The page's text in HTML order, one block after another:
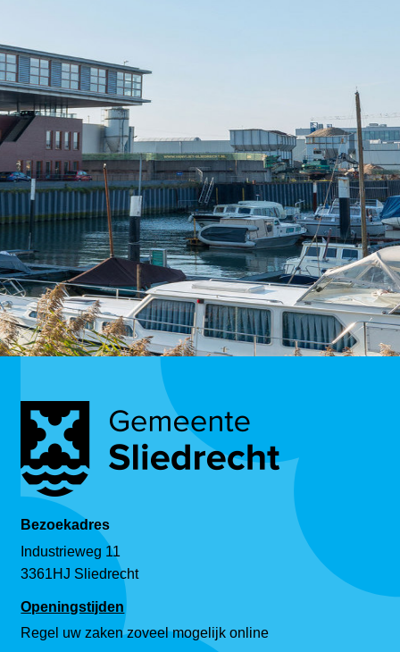
Bezoekadres
Industrieweg 11
3361HJ Sliedrecht
Openingstijden
Regel uw zaken zoveel mogelijk online